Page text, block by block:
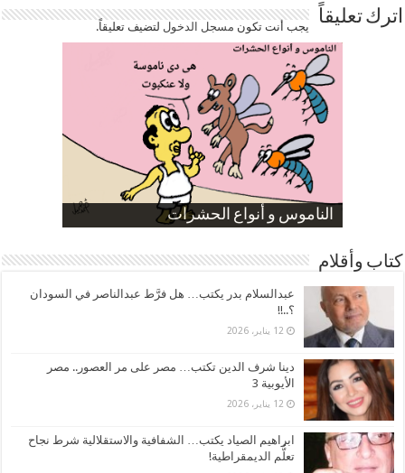
اترك تعليقاً يجب أنت تكون مسجل الدخوللتضيف تعليقاً.
الناموس و أنواع الحشرات
الموظفين بعد ارتفاع الأسعار
ارتفاع نسبة الطلاق في مصر
صورة كاركاتيرية
صورة كاركاتيرية
كتاب وأقلام
عبدالسلام بدر يكتب… هل فرَّط عبدالناصر في السودان
؟..!!
12 يناير، 2026
دينا شرف الدين تكتب… مصر على مر العصور.. مصر
الأيوبية 3
12 يناير، 2026
ابراهيم الصياد يكتب… الشفافية والاستقلالية شرط نجاح
تعلُّم الديمقراطية!